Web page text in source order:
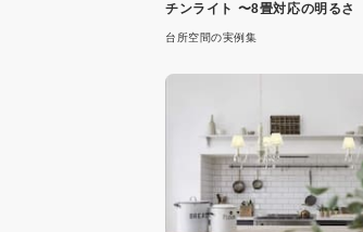
チンライト 〜8畳対応の明るさ
台所空間の実例集